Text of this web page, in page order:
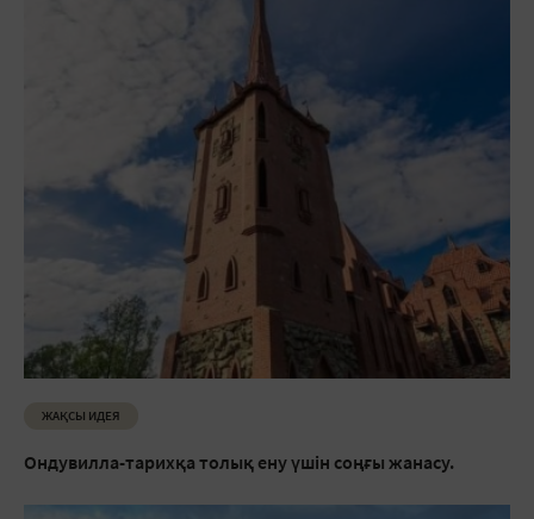
ЖАҚСЫ ИДЕЯ
Ондувилла-тарихқа толық ену үшін соңғы жанасу.